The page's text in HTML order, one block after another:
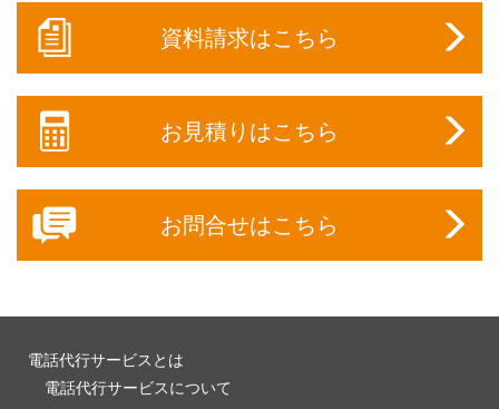
資料請求はこちら
お見積りはこちら
お問合せはこちら
電話代行サービスとは
電話代行サービスについて